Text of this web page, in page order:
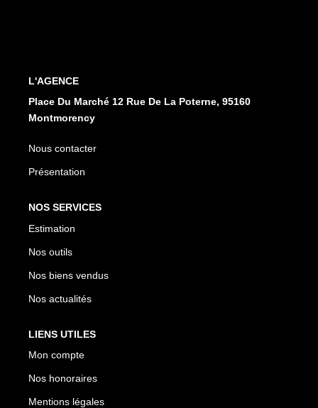
L'AGENCE
Place Du Marché 12 Rue De La Poterne, 95160
Montmorency
Nous contacter
Présentation
NOS SERVICES
Estimation
Nos outils
Nos biens vendus
Nos actualités
LIENS UTILES
Mon compte
Nos honoraires
Mentions légales